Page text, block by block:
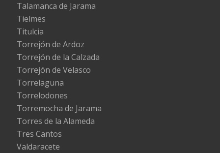
Talamanca de Jarama
Tielmes
Titulcia
Torrejón de Ardoz
Torrejón de la Calzada
Torrejón de Velasco
Torrelaguna
Torrelodones
Torremocha de Jarama
Torres de la Alameda
Tres Cantos
Valdaracete